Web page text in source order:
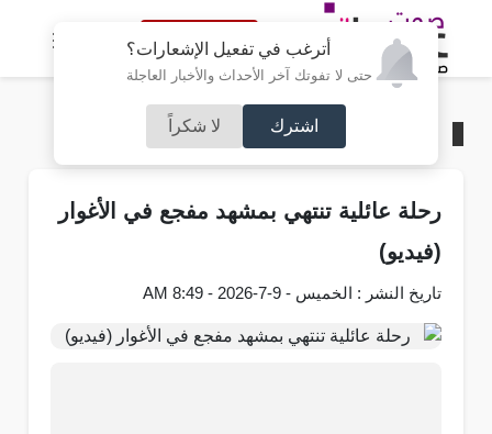
أترغب في تفعيل الإشعارات؟
حتى لا تفوتك آخر الأحداث والأخبار العاجلة
اشترك لا شكراً
النسخة الكاملة
محليات
رحلة عائلية تنتهي بمشهد مفجع في الأغوار
(فيديو)
تاريخ النشر : الخميس - 9-7-2026 - 8:49 AM